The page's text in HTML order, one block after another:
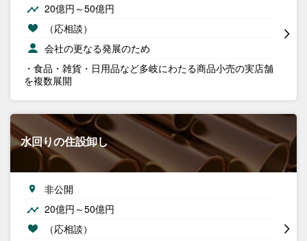
20億円～50億円
（応相談）
会社の更なる発展のため
・食品・雑貨・日用品など多岐にわたる商品小売の実店舗
を複数展開
水回りの住設卸し
非公開
20億円～50億円
（応相談）